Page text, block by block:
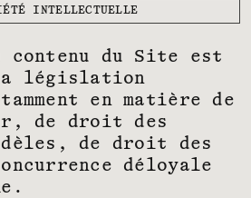
INTELLECTUELLE
contenu du Site est
législation
en matière de
de droit des
de droit des
déloyale